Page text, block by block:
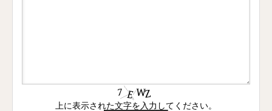
上に表示された文字を入力してください。